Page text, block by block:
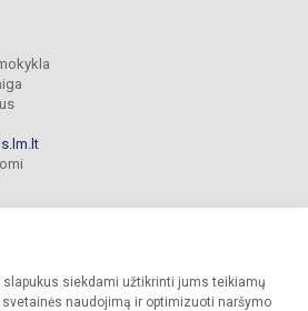
siekdami užtikrinti jums teikiamų
naudojimą ir optimizuoti naršymo
darželis - mokykla. Visos teisės saugomos.
administracijos sutikimo griežtai draudžiama.